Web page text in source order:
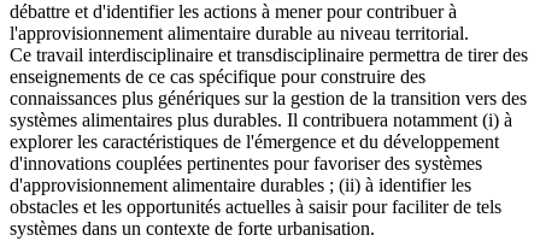
débattre et d'identifier les actions à mener pour contribuer à
l'approvisionnement alimentaire durable au niveau territorial.
Ce travail interdisciplinaire et transdisciplinaire permettra de tirer des
enseignements de ce cas spécifique pour construire des
connaissances plus génériques sur la gestion de la transition vers des
systèmes alimentaires plus durables. Il contribuera notamment (i) à
explorer les caractéristiques de l'émergence et du développement
d'innovations couplées pertinentes pour favoriser des systèmes
d'approvisionnement alimentaire durables ; (ii) à identifier les
obstacles et les opportunités actuelles à saisir pour faciliter de tels
systèmes dans un contexte de forte urbanisation.